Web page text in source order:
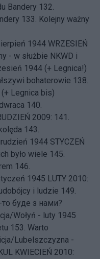
Bandery 132.
133. Kolejny ważny
1944 WRZESIEŃ
- w służbie NKWD i
1944 (+ Legnica!)
bohaterowie 138.
Legnica bis)
140.
2009: 141.
143.
1944 STYCZEŃ
było wiele 145.
146.
1945 LUTY 2010:
i ludzie 149.
буде з нами?
Wołyń - luty 1945
153. Warto
Lubelszczyzna -
KWIECIEŃ 2010: